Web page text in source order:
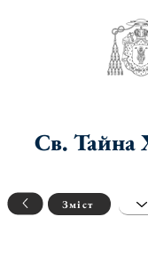
Св. Тайна
Зміст